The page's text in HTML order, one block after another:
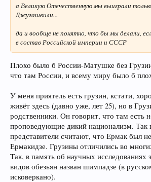
а Великую Отечественную мы выиграли
Джугашвили...
да и вообще не понятно, что бы мы делали,
в состав Российской империи и СССР
Плохо было б России-Матушке без
что там России, и всему миру было б
У меня приятель есть грузин, кстати,
живёт здесь (давно уже, лет 25), но в
родственники. Он говорит, что там есть
проповедующие дикий национализм. Так
представители считают, что Ермак был
Ермакидзе. Грузины отличились во
Так, в память об научных исследованиях
видов обезьян назван шимпадзе (в
исковеркано).